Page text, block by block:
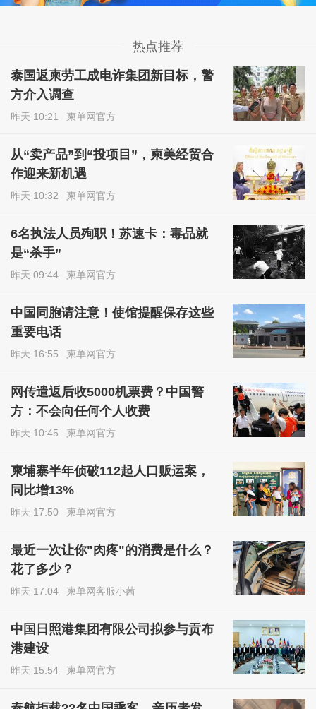
热点推荐
泰国返柬劳工成电诈集团新目标，警
方介入调查
昨天 10:21 柬单网官方
从“卖产品”到“投项目”，柬美经贸合
作迎来新机遇
昨天 10:32 柬单网官方
6名执法人员殉职！苏速卡：毒品就
是“杀手”
昨天 09:44 柬单网官方
中国同胞请注意！使馆提醒保存这些
重要电话
昨天 16:55 柬单网官方
网传遣返后收5000机票费？中国警
方：不会向任何个人收费
昨天 10:45 柬单网官方
柬埔寨半年侦破112起人口贩运案，
同比增13%
昨天 17:50 柬单网官方
最近一次让你"肉疼"的消费是什么？
花了多少？
昨天 17:04 柬单网客服小茜
中国日照港集团有限公司拟参与贡布
港建设
昨天 15:54 柬单网官方